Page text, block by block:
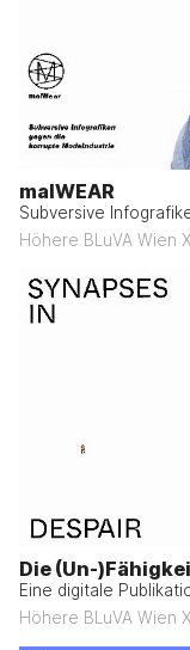
malWEAR
Subversive
Höhere BLuVA Wien
Die (Un-
Eine digitale
Höhere BLuVA Wien